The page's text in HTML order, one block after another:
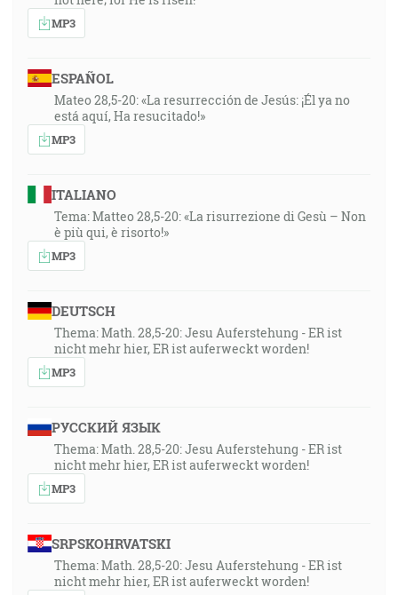
MP3
ESPAÑOL
Mateo 28,5-20: «La resurrección de Jesús: ¡Él ya no
está aquí, Ha resucitado!»
MP3
ITALIANO
Tema: Matteo 28,5-20: «La risurrezione di Gesù – Non
è più qui, è risorto!»
MP3
DEUTSCH
Thema: Math. 28,5-20: Jesu Auferstehung - ER ist
nicht mehr hier, ER ist auferweckt worden!
MP3
РУССКИЙ ЯЗЫК
Thema: Math. 28,5-20: Jesu Auferstehung - ER ist
nicht mehr hier, ER ist auferweckt worden!
MP3
SRPSKOHRVATSKI
Thema: Math. 28,5-20: Jesu Auferstehung - ER ist
nicht mehr hier, ER ist auferweckt worden!